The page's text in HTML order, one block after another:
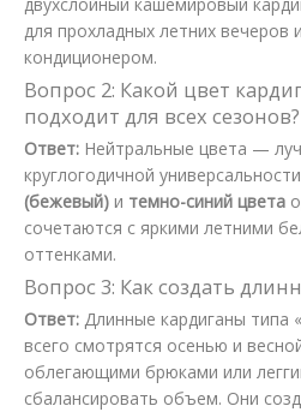
двухслойный кашемировый
для прохладных летних
кондиционером.
Вопрос 2: Какой цвет
подходит для всех сезонов?
Ответ: Нейтральные цвета —
круглогодичной
(бежевый) и темно-синий цвета
сочетаются с яркими летними
оттенками.
Вопрос 3: Как создать
Ответ: Длинные кардиганы типа
всего смотрятся осенью и
облегающими брюками или
сбалансировать объем. Они